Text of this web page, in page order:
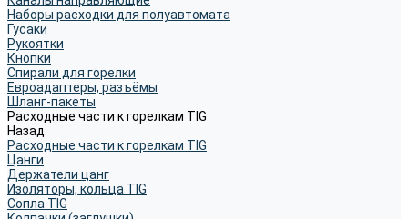
Наборы расходки для полуавтомата
Гусаки
Рукоятки
Кнопки
Спирали для горелки
Евроадаптеры, разъёмы
Шланг-пакеты
Расходные части к горелкам TIG
Назад
Расходные части к горелкам TIG
Цанги
Держатели цанг
Изоляторы, кольца TIG
Сопла TIG